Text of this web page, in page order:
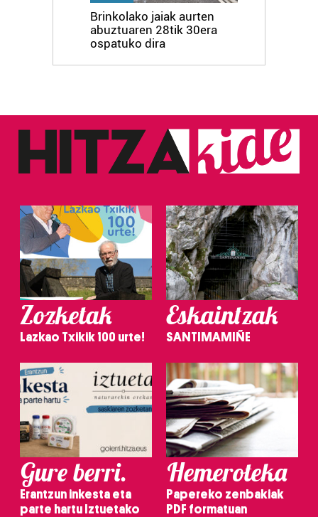
Brinkolako jaiak aurten
abuztuaren 28tik 30era
ospatuko dira
Zozketak
Lazkao Txikik 100 urte!
Eskaintzak
SANTIMAMIÑE
Gure berri.
Erantzun inkesta eta
parte hartu Iztuetako
Hemeroteka
Papereko zenbakiak
PDF formatuan